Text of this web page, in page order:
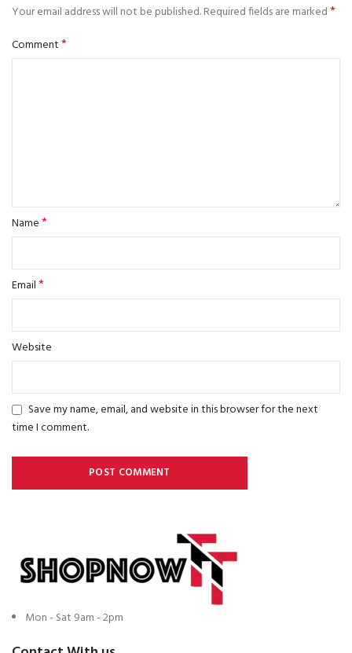
Your email address will not be published.Required fields are marked*
Comment*
Name*
Email*
Website
Save my name, email, and website in this browser for the next
time I comment.
Mon - Sat 9am - 2pm